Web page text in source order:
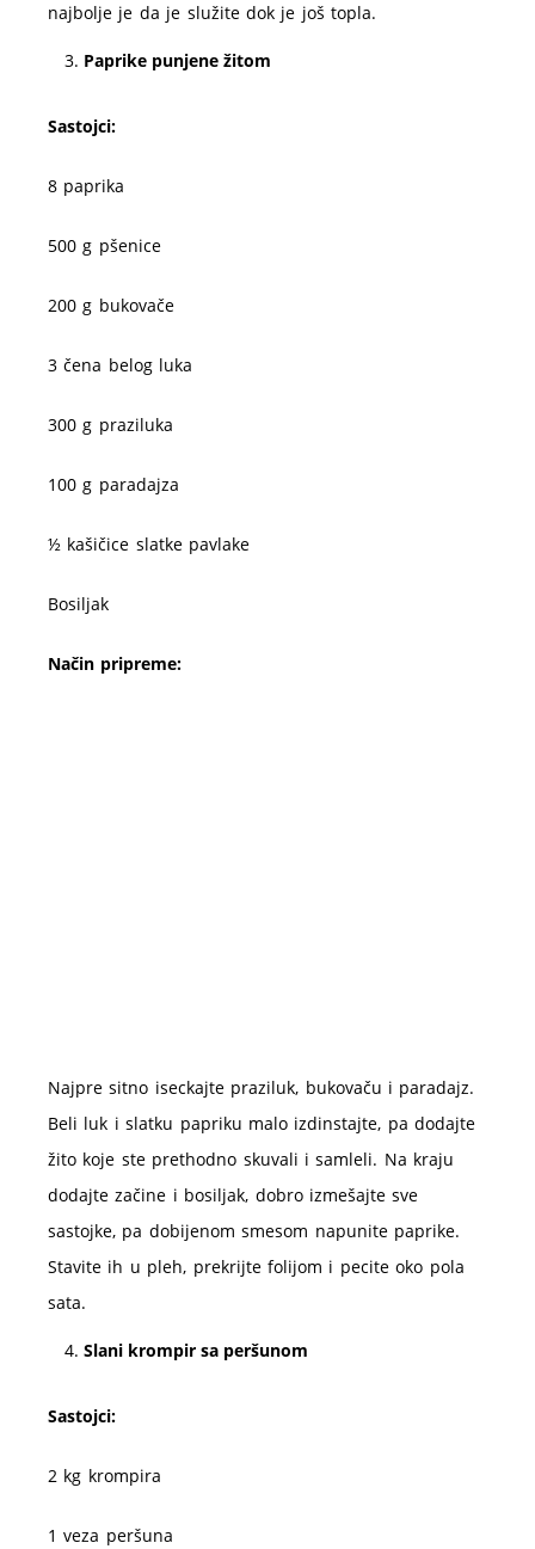
najbolje je da je služite dok je još topla.
Paprike punjene žitom
Sastojci:
8 paprika
500 g pšenice
200 g bukovače
3 čena belog luka
300 g praziluka
100 g paradajza
½ kašičice slatke pavlake
Bosiljak
Način pripreme:
Najpre sitno iseckajte praziluk, bukovaču i paradajz.
Beli luk i slatku papriku malo izdinstajte, pa dodajte
žito koje ste prethodno skuvali i samleli. Na kraju
dodajte začine i bosiljak, dobro izmešajte sve
sastojke, pa dobijenom smesom napunite paprike.
Stavite ih u pleh, prekrijte folijom i pecite oko pola
sata.
Slani krompir sa peršunom
Sastojci:
2 kg krompira
1 veza peršuna